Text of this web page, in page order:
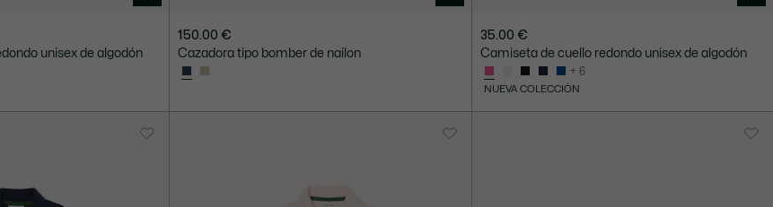
unisex de algodón
150.00 €
Cazadora tipo bomber de nailon
35.00 €
Camiseta de cuello redondo unisex de algodón
+ 6
NUEVA COLECCIÓN